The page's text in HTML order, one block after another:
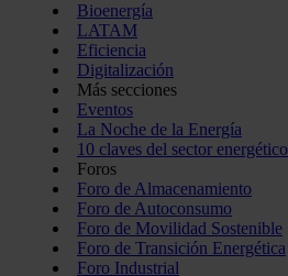
Bioenergía
LATAM
Eficiencia
Digitalización
Más secciones
Eventos
La Noche de la Energía
10 claves del sector energético
Foros
Foro de Almacenamiento
Foro de Autoconsumo
Foro de Movilidad Sostenible
Foro de Transición Energética
Foro Industrial